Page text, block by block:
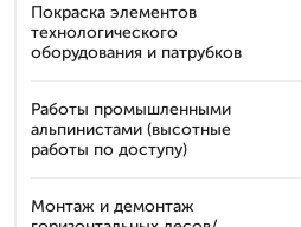
Покраска элементов
технологического
оборудования и патрубков
Работы промышленными
альпинистами (высотные
работы по доступу)
Монтаж и демонтаж